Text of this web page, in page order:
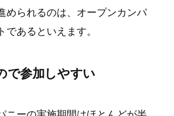
められるのは、オープンカンパ
であるといえます。
で参加しやすい